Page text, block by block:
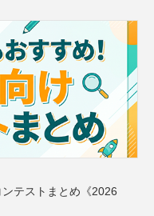
テストまとめ《2026